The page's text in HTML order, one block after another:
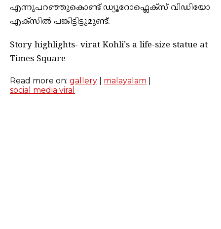
എന്നുപറഞ്ഞുകൊണ്ട് ഡ്യൂറോഫ്ലെക്‌സ് വിഡിയോ
എക്‌സിൽ പങ്കിട്ടിട്ടുമുണ്ട്.
Story highlights- virat Kohli’s a life-size statue at
Times Square
Read more on: gallery malayalam
social media viral